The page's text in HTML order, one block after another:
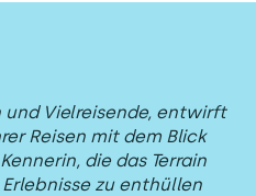
und Vielreisende, entwirft
Reisen mit dem Blick
die das Terrain
zu enthüllen